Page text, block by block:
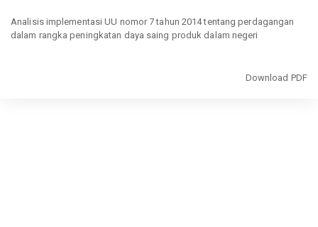
Article
Analisis implementasi UU nomor 7 tahun 2014 tentang perdagangan
dalam rangka peningkatan daya saing produk dalam negeri
Download
Download PDF